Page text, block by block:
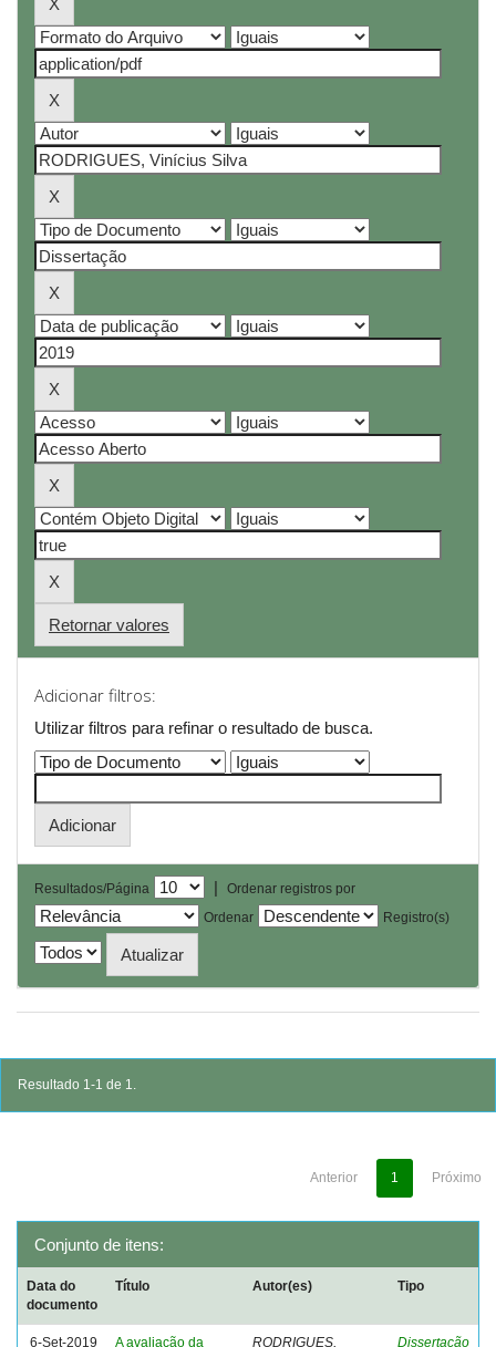
Retornar valores
Adicionar filtros:
Utilizar filtros para refinar o resultado de busca.
Resultados/Página |
Ordenar registros por
Ordenar
Registro(s)
Resultado 1-1 de 1.
Anterior 1 Próximo
Conjunto de itens:
Data do
documento
Título Autor(es) Tipo
6-Set-2019
A avaliação da
RODRIGUES,
Dissertação